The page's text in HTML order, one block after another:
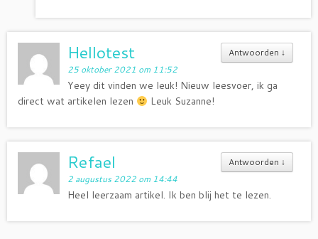
Antwoorden ↓
Hellotest
25 oktober 2021 om 11:52
Yeey dit vinden we leuk! Nieuw leesvoer, ik ga
direct wat artikelen lezen
Leuk Suzanne!
Antwoorden ↓
Refael
2 augustus 2022 om 14:44
Heel leerzaam artikel. Ik ben blij het te lezen.